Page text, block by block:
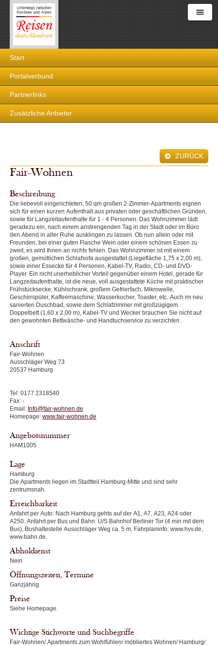
deutschlandweit
Start
Portalverbund
Partnerlinks
Zusätzliche Anbieter
ZURÜCK
Fair-Wohnen
Beschreibung
Die liebevoll eingerichteten, 50 qm großen 2-Zimmer-Apartments eignen
sich für einen kurzen Aufenthalt aus privaten oder geschäftlichen Gründen,
sowie für Langzeitaufenthalte für 1 - 4 Personen. Das Wohnzimmer lädt
geradezu ein, nach einem anstrengenden Tag in der Stadt oder im Büro
den Abend in aller Ruhe ausklingen zu lassen. Ob nun allein oder mit
Freunden, bei einer guten Flasche Wein oder einem schönen Essen zu
zweit, es wird Ihnen an nichts fehlen. Das Wohnzimmer ist mit einem
großen, gemütlichen Schlafsofa ausgestattet (Liegefläche 1,75 x 2,00 m),
sowie einer Essecke für 4 Personen, Kabel-TV, Radio, CD- und DVD-
Player. Ein nicht unerheblicher Vorteil gegenüber einem Hotel, gerade für
Langzeitaufenthalte, ist die neue, voll ausgestattete Küche mit praktischer
Frühstücksecke, Kühlschrank, großem Gefrierfach, Mikrowelle,
Geschirrspüler, Kaffeemaschine, Wasserkocher, Toaster, etc. Auch im neu
sanierten Duschbad, sowie dem Schlafzimmer mit großzügigem
Doppelbett (1,60 x 2,00 m), Kabel-TV und Wecker brauchen Sie nicht auf
den gewohnten Bettwäsche- und Handtuchservice zu verzichten.
Anschrift
Fair-Wohnen
Ausschläger Weg 73
20537 Hamburg
Tel: 0177 2318540
Fax: -
Email: Info@fair-wohnen.de
Homepage: www.fair-wohnen.de
Angebotsnummer
HAM1005
Lage
Hamburg
Die Apartments liegen im Stadtteil Hamburg-Mitte und sind sehr
zentrumsnah.
Erreichbarkeit
Anfahrt per Auto: Nach Hamburg gehts auf der A1, A7, A23, A24 oder
A250. Anfahrt per Bus und Bahn: U/S Bahnhof Berliner Tor (4 min mit dem
Bus), Bushaltestelle Ausschläger Weg ca. 5 m; Fahrplaninfo: www.hvv.de,
www.bahn.de.
Abholdienst
Nein
Öffnungszeiten, Termine
Ganzjährig.
Preise
Siehe Homepage.
Wichtige Stichworte und Suchbegriffe
Fair-Wohnen/ Apartments zum Wohlfühlen/ möbliertes Wohnen/ Hamburg/